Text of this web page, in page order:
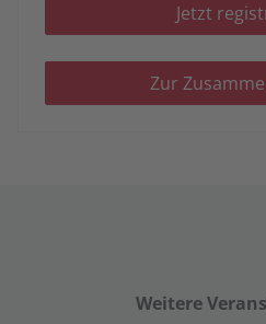
Jetzt
Zur
Weitere